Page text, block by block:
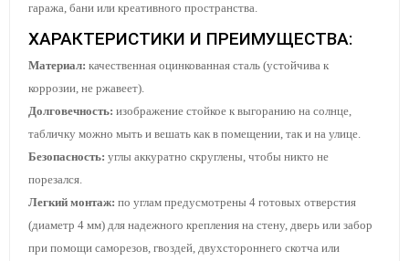
гаража, бани или креативного пространства.
ХАРАКТЕРИСТИКИ И ПРЕИМУЩЕСТВА:
Материал: качественная оцинкованная сталь (устойчива к
коррозии, не ржавеет).
Долговечность: изображение стойкое к выгоранию на солнце,
табличку можно мыть и вешать как в помещении, так и на улице.
Безопасность: углы аккуратно скруглены, чтобы никто не
порезался.
Легкий монтаж: по углам предусмотрены 4 готовых отверстия
(диаметр 4 мм) для надежного крепления на стену, дверь или забор
при помощи саморезов, гвоздей, двухстороннего скотча или